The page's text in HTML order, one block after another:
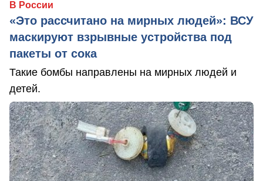
В России
«Это рассчитано на мирных людей»: ВСУ
маскируют взрывные устройства под
пакеты от сока
Такие бомбы направлены на мирных людей и
детей.